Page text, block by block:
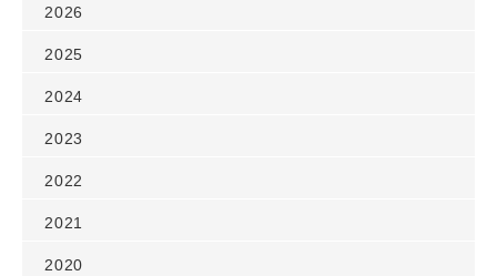
2026
2025
2024
2023
2022
2021
2020